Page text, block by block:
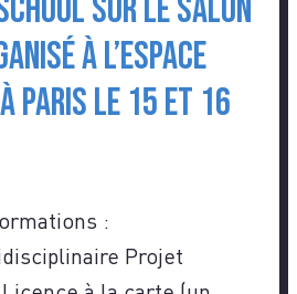
sur le salon
à l’Espace
Paris le 15 et 16
:
Projet